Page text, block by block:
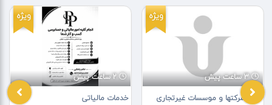
ویژه
2 ساعت پیش
خدمات مالیاتی
ویژه
3 ساعت پیش
ثبت شرکتها و موسسات غیرتجاری